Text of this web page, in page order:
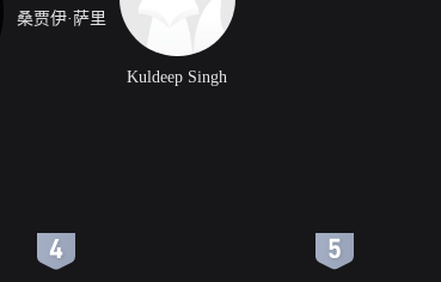
桑贾伊·萨里
Kuldeep Singh